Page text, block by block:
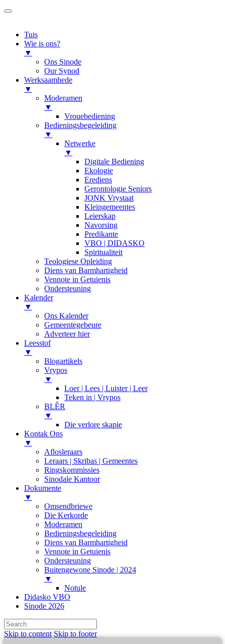
Tuis
Wie is ons?
▼
Ons Sinode
Our Synod
Werksaamhede
▼
Moderamen
▼
Vrouebediening
Bedieningsbegeleiding
▼
Netwerke
▼
Digitale Bediening
Ekologie
Erediens
Gerontologie Seniors
JONK Vrystaat
Kleingemeentes
Leierskap
Navorsing
Predikante
VBO | DIDASKO
Spiritualiteit
Teologiese Opleiding
Diens van Barmhartigheid
Vennote in Getuienis
Ondersteuning
Kalender
▼
Ons Kalender
Gemeentegebeure
Adverteer hier
Leesstof
▼
Blogartikels
Vrypos
▼
Loer | Lees | Luister | Leer
Teken in | Vrypos
BLÊR
▼
Die verlore skapie
Kontak Ons
▼
Aflosleraars
Leraars | Skribas | Gemeentes
Ringskommissies
Sinodale Kantoor
Dokumente
▼
Omsendbriewe
Die Kerkorde
Moderamen
Bedieningsbegeleiding
Diens van Barmhartigheid
Vennote in Getuienis
Ondersteuning
Buitengewone Sinode | 2024
▼
Notule
Didasko VBO
Sinode 2026
Skip to content Skip to footer